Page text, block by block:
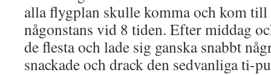
alla flygplan skulle komma och kom
någonstans vid 8 tiden. Efter middag
de flesta och lade sig ganska snabbt
snackade och drack den sedvanliga ti-